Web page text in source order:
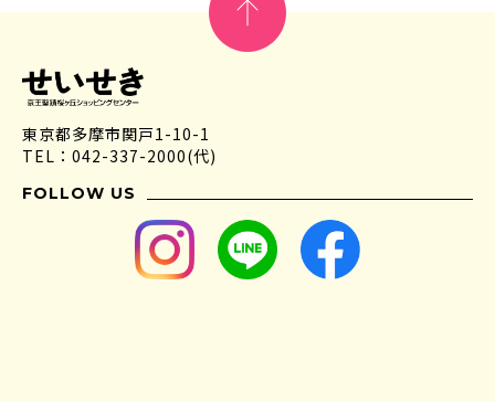
東京都多摩市関戸1-10-1
TEL：042-337-2000(代)
FOLLOW US